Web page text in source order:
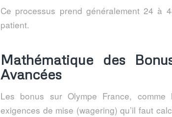
Ce processus prend généralement 24 à
patient.
Mathématique des
Avancées
Les bonus sur Olympe France,
exigences de mise (wagering) qu’il faut